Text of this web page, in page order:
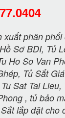
xuất phân
Sơ BDI, Tủ
Ho So Van
Tủ Sắt
Sat Tai Lieu,
, tủ bảo
lắp đặt cho